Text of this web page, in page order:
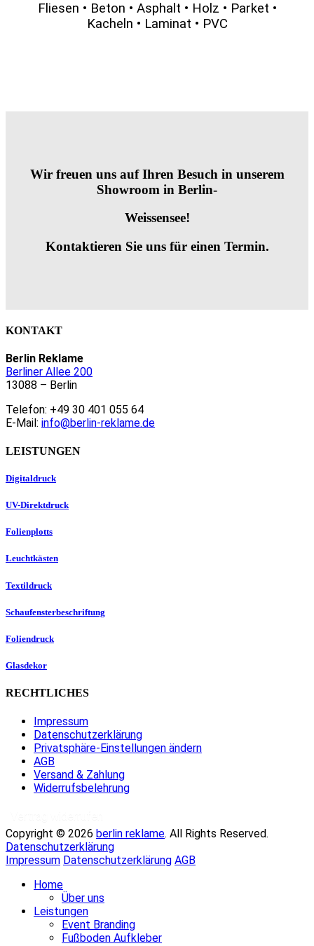
Fliesen • Beton • Asphalt • Holz • Parket •
Kacheln • Laminat • PVC
Wir freuen uns auf Ihren Besuch in unserem
Showroom in Berlin-
Weissensee!
Kontaktieren Sie uns für einen Termin.
KONTAKT
Berlin Reklame
Berliner Allee 200
13088 – Berlin
Telefon: +49 30 401 055 64
E-Mail: info@berlin-reklame.de
LEISTUNGEN
Digitaldruck
UV-Direktdruck
Folienplotts
Leuchtkästen
Textildruck
Schaufensterbeschriftung
Foliendruck
Glasdekor
RECHTLICHES
Impressum
Datenschutzerklärung
Privatsphäre-Einstellungen ändern
AGB
Versand & Zahlung
Widerrufsbelehrung
Copyright © 2026 berlin reklame. All Rights Reserved.
Datenschutzerklärung
Impressum Datenschutzerklärung AGB
scrollenHome
Über uns
Leistungen
Event Branding
Fußboden Aufkleber